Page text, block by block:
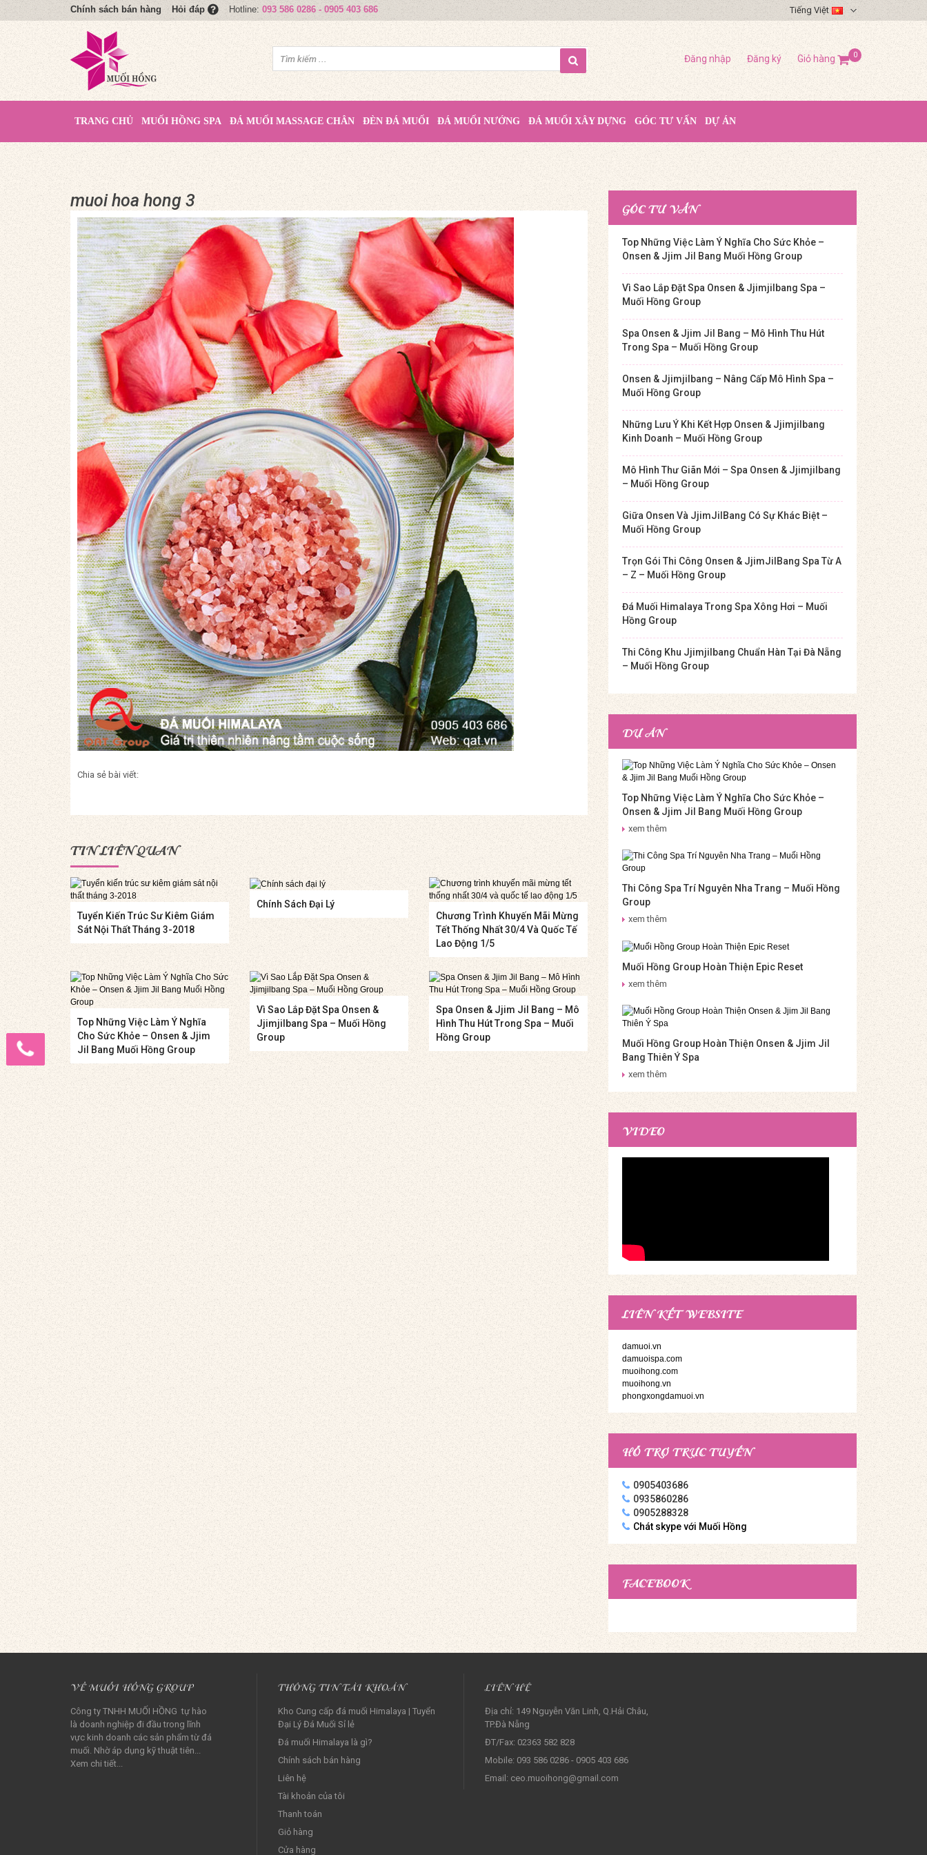
Chính sách bán hàng Hỏi đáp Hotline: 093 586 0286 - 0905 403 686 Tiếng Việt
Đăng nhập Đăng ký Giỏ hàng 0
TRANG CHỦ MUỐI HỒNG SPA ĐÁ MUỐI MASSAGE CHÂN ĐÈN ĐÁ MUỐI ĐÁ MUỐI NƯỚNG ĐÁ MUỐI XÂY DỰNG GÓC TƯ VẤN DỰ ÁN
muoi hoa hong 3
Chia sẻ bài viết:
TIN LIÊN QUAN
Tuyển Kiến Trúc Sư Kiêm Giám
Sát Nội Thất Tháng 3-2018
Chính Sách Đại Lý
Chương Trình Khuyến Mãi Mừng
Tết Thống Nhất 30/4 Và Quốc Tế
Lao Động 1/5
Top Những Việc Làm Ý Nghĩa
Cho Sức Khỏe – Onsen & Jjim
Jil Bang Muối Hồng Group
Vì Sao Lắp Đặt Spa Onsen &
Jjimjilbang Spa – Muối Hồng
Group
Spa Onsen & Jjim Jil Bang – Mô
Hình Thu Hút Trong Spa – Muối
Hồng Group
GÓC TƯ VẤN
Top Những Việc Làm Ý Nghĩa Cho Sức Khỏe –
Onsen & Jjim Jil Bang Muối Hồng Group
Vì Sao Lắp Đặt Spa Onsen & Jjimjilbang Spa –
Muối Hồng Group
Spa Onsen & Jjim Jil Bang – Mô Hình Thu Hút
Trong Spa – Muối Hồng Group
Onsen & Jjimjilbang – Nâng Cấp Mô Hình Spa –
Muối Hồng Group
Những Lưu Ý Khi Kết Hợp Onsen & Jjimjilbang
Kinh Doanh – Muối Hồng Group
Mô Hình Thư Giãn Mới – Spa Onsen & Jjimjilbang
– Muối Hồng Group
Giữa Onsen Và JjimJilBang Có Sự Khác Biệt –
Muối Hồng Group
Trọn Gói Thi Công Onsen & JjimJilBang Spa Từ A
– Z – Muối Hồng Group
Đá Muối Himalaya Trong Spa Xông Hơi – Muối
Hồng Group
Thi Công Khu Jjimjilbang Chuẩn Hàn Tại Đà Nẵng
– Muối Hồng Group
DỰ ÁN
Top Những Việc Làm Ý Nghĩa Cho Sức Khỏe –
Onsen & Jjim Jil Bang Muối Hồng Group
xem thêm
Thi Công Spa Trí Nguyên Nha Trang – Muối Hồng
Group
xem thêm
Muối Hồng Group Hoàn Thiện Epic Reset
xem thêm
Muối Hồng Group Hoàn Thiện Onsen & Jjim Jil
Bang Thiên Ý Spa
xem thêm
VIDEO
LIÊN KẾT WEBSITE
damuoi.vn
damuoispa.com
muoihong.com
muoihong.vn
phongxongdamuoi.vn
HỖ TRỢ TRỰC TUYẾN
0905403686
0935860286
0905288328
Chát skype với Muối Hồng
FACEBOOK
VỀ MUỐI HỒNG GROUP
Công ty TNHH MUỐI HỒNG tự hào
là doanh nghiệp đi đầu trong lĩnh
vực kinh doanh các sản phẩm từ đá
muối. Nhờ áp dụng kỹ thuật tiên...
Xem chi tiết...
THÔNG TIN TÀI KHOẢN
Kho Cung cấp đá muối Himalaya | Tuyển
Đại Lý Đá Muối Sỉ lẻ‎
Đá muối Himalaya là gì?
Chính sách bán hàng
Liên hệ
Tài khoản của tôi
Thanh toán
Giỏ hàng
Cửa hàng
LIÊN HỆ
Địa chỉ: 149 Nguyễn Văn Linh, Q.Hải Châu,
TP.Đà Nẵng
ĐT/Fax: 02363 582 828
Mobile: 093 586 0286 - 0905 403 686
Email: ceo.muoihong@gmail.com